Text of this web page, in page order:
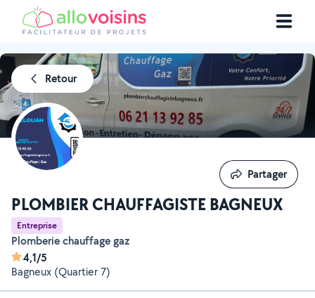
Retour
PLOMBIER CHAUFFAGISTE BAGNEUX
Entreprise
Plomberie chauffage gaz
4,1/5
Bagneux (Quartier 7)
Partager
Partager